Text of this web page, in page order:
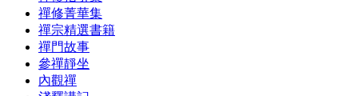
禪修菁華集
禪宗精選書籍
禪門故事
參禪靜坐
內觀禪